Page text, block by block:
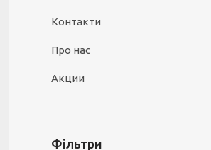
Контакти
Про нас
Акции
Фільтри